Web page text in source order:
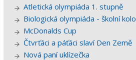
Atletická olympiáda 1. stupně
Biologická olympiáda - školní kolo
McDonalds Cup
Čtvrťáci a páťáci slaví Den Země
Nová paní uklízečka